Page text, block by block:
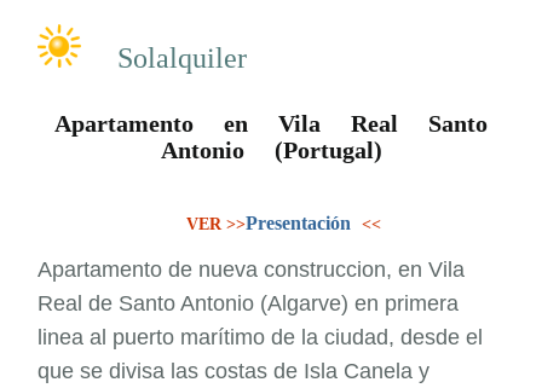
Solalquiler
Apartamento en Vila Real Santo
Antonio (Portugal)
VER >>Presentación <<
Apartamento de nueva construccion, en Vila
Real de Santo Antonio (Algarve) en primera
linea al puerto marítimo de la ciudad, desde el
que se divisa las costas de Isla Canela y